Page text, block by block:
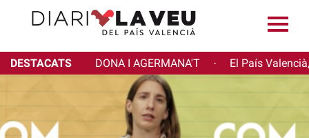
DESTACATS DONA I AGERMANA'T · El País